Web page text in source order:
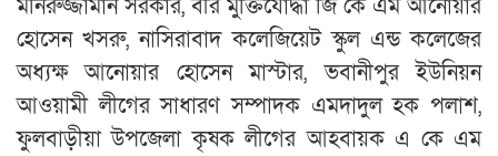
মনিরুজ্জামান সরকার, বীর মুক্তিযোদ্ধা জি কে এম আনোয়ার
হোসেন খসরু, নাসিরাবাদ কলেজিয়েট স্কুল এন্ড কলেজের
অধ্যক্ষ আনোয়ার হোসেন মাস্টার, ভবানীপুর ইউনিয়ন
আওয়ামী লীগের সাধারণ সম্পাদক এমদাদুল হক পলাশ,
ফুলবাড়ীয়া উপজেলা কৃষক লীগের আহবায়ক এ কে এম